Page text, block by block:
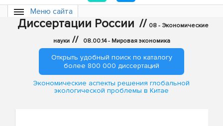
Меню сайта
Диссертации России // 08 - Экономические
науки // 08.00.14 - Мировая экономика
Открыть удобный поиск по каталогу
более 800 000 диссертаций
Экономические аспекты решения глобальной
экологической проблемы в Китае